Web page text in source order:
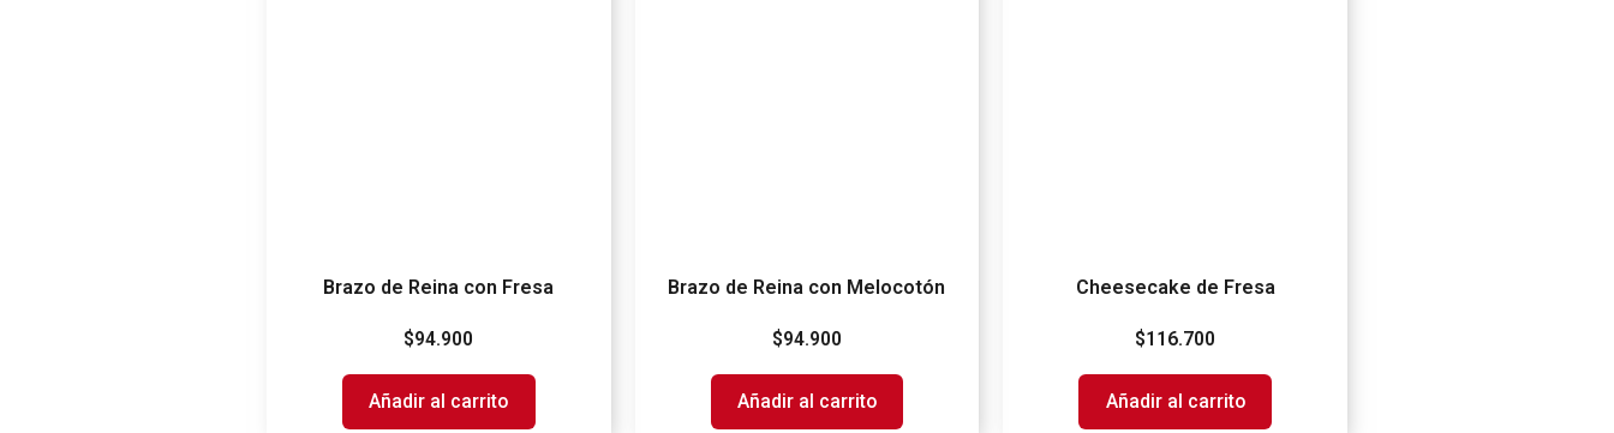
Brazo de Reina con Fresa
$94.900
Añadir al carrito
Brazo de Reina con Melocotón
$94.900
Añadir al carrito
Cheesecake de Fresa
$116.700
Añadir al carrito